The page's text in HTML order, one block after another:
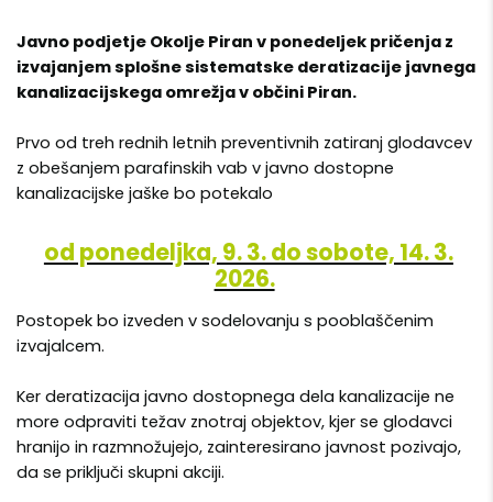
Javno podjetje Okolje Piran v ponedeljek pričenja z
izvajanjem splošne sistematske deratizacije javnega
kanalizacijskega omrežja v občini Piran.
Prvo od treh rednih letnih preventivnih zatiranj glodavcev
z obešanjem parafinskih vab v javno dostopne
kanalizacijske jaške bo potekalo
od ponedeljka, 9. 3. do sobote, 14. 3.
2026.
Postopek bo izveden v sodelovanju s pooblaščenim
izvajalcem.
Ker deratizacija javno dostopnega dela kanalizacije ne
more odpraviti težav znotraj objektov, kjer se glodavci
hranijo in razmnožujejo, zainteresirano javnost pozivajo,
da se priključi skupni akciji.